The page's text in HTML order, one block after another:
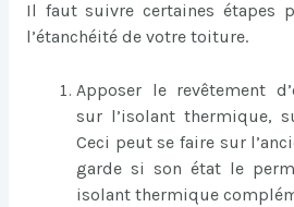
Il faut suivre certaines étapes
l’étanchéité de votre toiture.
Apposer le revêtement
sur l’isolant thermique,
Ceci peut se faire sur
garde si son état le
isolant thermique